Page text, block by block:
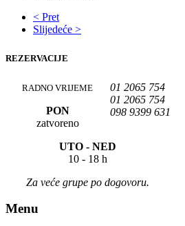
< Pret
Slijedeće >
REZERVACIJE
01 2065 754
01 2065 754
098 9399 631
RADNO VRIJEME
PON
zatvoreno
UTO -NED
10 - 18 h
Za veće grupe po dogovoru.
Menu